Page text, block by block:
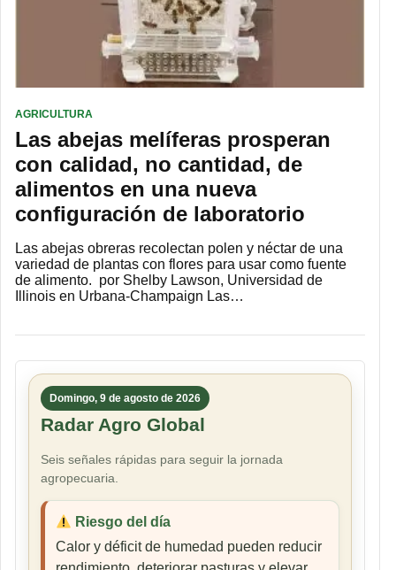
AGRICULTURA
Las abejas melíferas prosperan
con calidad, no cantidad, de
alimentos en una nueva
configuración de laboratorio
Las abejas obreras recolectan polen y néctar de una
variedad de plantas con flores para usar como fuente
de alimento. por Shelby Lawson, Universidad de
Illinois en Urbana-Champaign Las…
Domingo, 9 de agosto de 2026
Radar Agro Global
Seis señales rápidas para seguir la jornada
agropecuaria.
Riesgo del día
Calor y déficit de humedad pueden reducir